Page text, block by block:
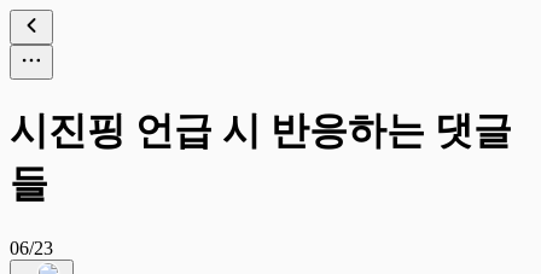
시진핑 언급 시 반응하는 댓글
들
06/23